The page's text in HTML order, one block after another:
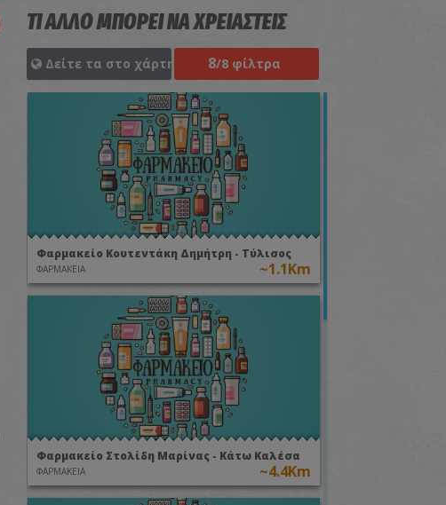
ΤΙ ΑΛΛΟ ΜΠΟΡΕΙ ΝΑ ΧΡΕΙΑΣΤΕΙΣ
Δείτε τα στο χάρτη 8/8 φίλτρα
Φαρμακείο Κουτεντάκη Δημήτρη - Τύλισος
ΦΑΡΜΑΚΕΙΑ ~1.1Km
Φαρμακείο Στολίδη Μαρίνας - Κάτω Καλέσα
ΦΑΡΜΑΚΕΙΑ ~4.4Km